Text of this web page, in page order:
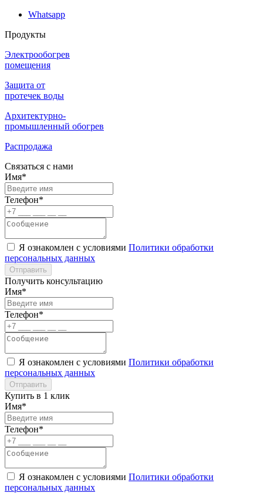
Whatsapp
Продукты
Электрообогрев
помещения
Защита от
протечек воды
Архитектурно-
промышленный обогрев
Распродажа
Связаться с нами
Имя*
Телефон*
Я ознакомлен с условиями Политики обработки
персональных данных
Отправить
Получить консультацию
Имя*
Телефон*
Я ознакомлен с условиями Политики обработки
персональных данных
Отправить
Купить в 1 клик
Имя*
Телефон*
Я ознакомлен с условиями Политики обработки
персональных данных